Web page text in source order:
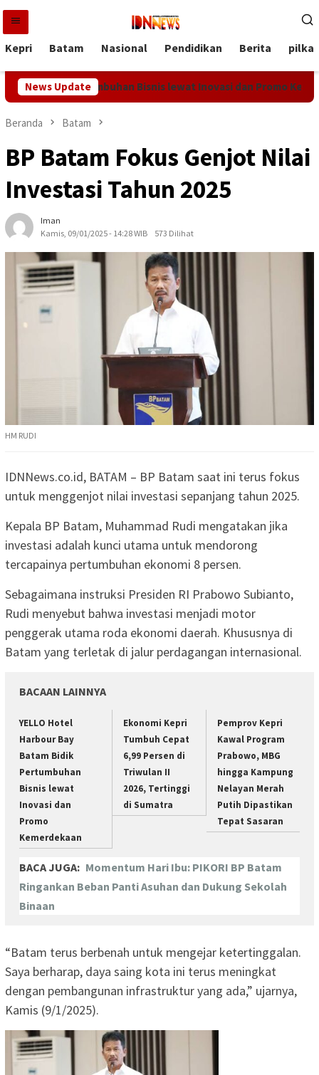
Loncat
konten
Kepri Batam Nasional Pendidikan Berita
News Update
Bidik Pertumbuhan Bisnis lewat Inovasi dan Promo
Beranda Batam
BP Batam Fokus Genjot Nilai
Investasi Tahun 2025
Iman
Kamis, 09/01/2025 - 14:28 WIB
573 Dilihat
HM RUDI
IDNNews.co.id, BATAM – BP Batam saat ini terus fokus
untuk menggenjot nilai investasi sepanjang tahun 2025.
Kepala BP Batam, Muhammad Rudi mengatakan jika
investasi adalah kunci utama untuk mendorong
tercapainya pertumbuhan ekonomi 8 persen.
Sebagaimana instruksi Presiden RI Prabowo Subianto,
Rudi menyebut bahwa investasi menjadi motor
penggerak utama roda ekonomi daerah. Khususnya di
Batam yang terletak di jalur perdagangan internasional.
BACAAN LAINNYA
YELLO Hotel
Harbour Bay
Batam Bidik
Pertumbuhan
Bisnis lewat
Inovasi dan
Promo
Kemerdekaan
Ekonomi Kepri
Tumbuh Cepat
6,99 Persen di
Triwulan II
2026, Tertinggi
di Sumatra
Pemprov Kepri
Kawal Program
Prabowo, MBG
hingga Kampung
Nelayan Merah
Putih Dipastikan
Tepat Sasaran
BACA JUGA: Momentum Hari Ibu: PIKORI BP Batam
Ringankan Beban Panti Asuhan dan Dukung Sekolah
Binaan
“Batam terus berbenah untuk mengejar ketertinggalan.
Saya berharap, daya saing kota ini terus meningkat
dengan pembangunan infrastruktur yang ada,” ujarnya,
Kamis (9/1/2025).